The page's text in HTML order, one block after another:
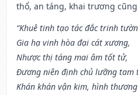
thổ, an táng, khai trương
“Khuê tinh tạo tác đắc trinh
Gia hạ vinh hòa đại cát xương,
Nhược thị táng mai âm tốt tử,
Đương niên định chủ lưỡng tam
Khán khán vận kim, hình